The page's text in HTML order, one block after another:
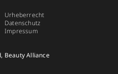
Urheberrecht
Datenschutz
Impressum
Beauty Alliance